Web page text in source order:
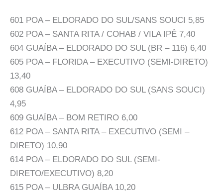
601 POA – ELDORADO DO SUL/SANS SOUCI 5,85
602 POA – SANTA RITA / COHAB / VILA IPÊ 7,40
604 GUAÍBA – ELDORADO DO SUL (BR – 116) 6,40
605 POA – FLORIDA – EXECUTIVO (SEMI-DIRETO)
13,40
608 GUAÍBA – ELDORADO DO SUL (SANS SOUCI)
4,95
609 GUAÍBA – BOM RETIRO 6,00
612 POA – SANTA RITA – EXECUTIVO (SEMI –
DIRETO) 10,90
614 POA – ELDORADO DO SUL (SEMI-
DIRETO/EXECUTIVO) 8,20
615 POA – ULBRA GUAÍBA 10,20